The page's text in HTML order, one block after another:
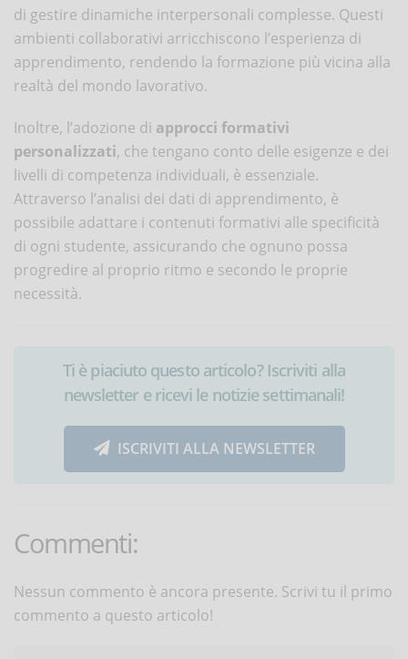
di gestire dinamiche interpersonali complesse. Questi
ambienti collaborativi arricchiscono l’esperienza di
apprendimento, rendendo la formazione più vicina alla
realtà del mondo lavorativo.
Inoltre, l’adozione di approcci formativi
personalizzati, che tengano conto delle esigenze e dei
livelli di competenza individuali, è essenziale.
Attraverso l’analisi dei dati di apprendimento, è
possibile adattare i contenuti formativi alle specificità
di ogni studente, assicurando che ognuno possa
progredire al proprio ritmo e secondo le proprie
necessità.
Ti è piaciuto questo articolo? Iscriviti alla
newsletter e ricevi le notizie settimanali!
ISCRIVITI ALLA NEWSLETTER
Commenti:
Nessun commento è ancora presente. Scrivi tu il primo
commento a questo articolo!